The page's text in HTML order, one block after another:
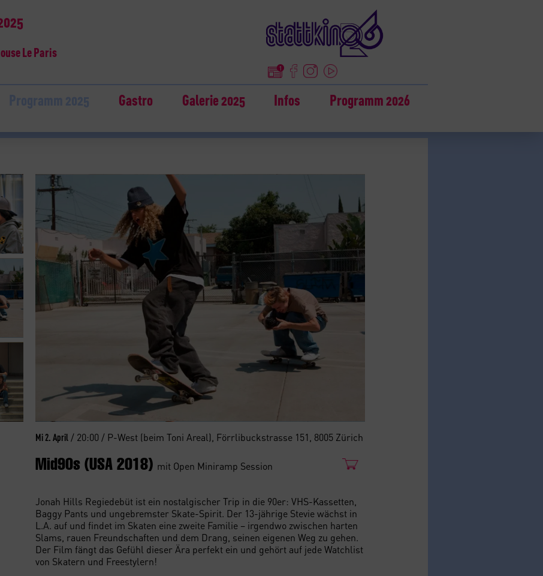
Le Paris
Gastro Galerie 2025 Infos Programm 2026
Mi 2. April / 20:00 / P-West (beim Toni Areal), Förrlibuckstrasse 151, 8005 Zürich
Mid90s (USA 2018) mit Open Miniramp Session
Jonah Hills Regiedebüt ist ein nostalgischer Trip in die 90er: VHS-Kassetten,
Baggy Pants und ungebremster Skate-Spirit. Der 13-jährige Stevie wächst in
L.A. auf und findet im Skaten eine zweite Familie – irgendwo zwischen harten
Slams, rauen Freundschaften und dem Drang, seinen eigenen Weg zu gehen.
Der Film fängt das Gefühl dieser Ära perfekt ein und gehört auf jede Watchlist
von Skatern und Freestylern!